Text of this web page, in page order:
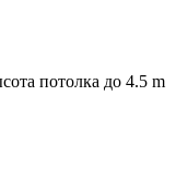
потолка до 4.5 m